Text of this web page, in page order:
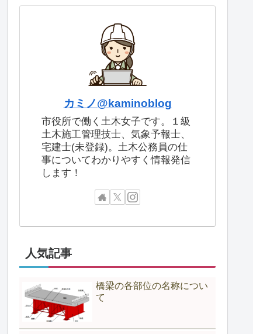
カミノ@kaminoblog
市役所で働く土木女子です。１級
土木施工管理技士、気象予報士、
宅建士(未登録)。土木公務員の仕
事についてわかりやすく情報発信
します！
人気記事
橋梁の各部位の名称につい
て